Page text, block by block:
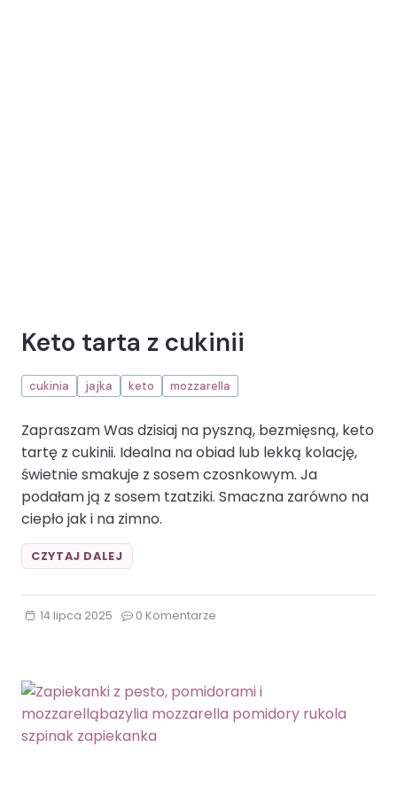
Keto tarta z cukinii
cukinia jajka keto mozzarella
Zapraszam Was dzisiaj na pyszną, bezmięsną, keto
tartę z cukinii. Idealna na obiad lub lekką kolację,
świetnie smakuje z sosem czosnkowym. Ja
podałam ją z sosem tzatziki. Smaczna zarówno na
ciepło jak i na zimno.
CZYTAJ DALEJKETO
TARTA
JAJKA
14 lipca 2025 0 Komentarze